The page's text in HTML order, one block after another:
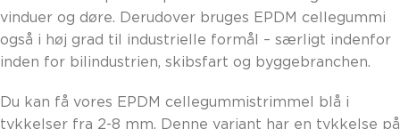
vinduer og døre. Derudover bruges EPDM cellegummi
også i høj grad til industrielle formål – særligt indenfor
inden for bilindustrien, skibsfart og byggebranchen.
Du kan få vores EPDM cellegummistrimmel blå i
tykkelser fra 2-8 mm. Denne variant har en tykkelse på